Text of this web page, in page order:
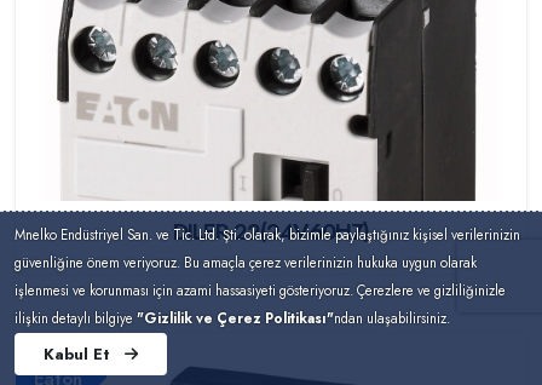
DILER-22(24V60HZ)
Eaton
Mnelko Endüstriyel San. ve Tic. Ltd. Şti. olarak, bizimle paylaştığınız kişisel verilerinizin
güvenliğine önem veriyoruz. Bu amaçla çerez verilerinizin hukuka uygun olarak
işlenmesi ve korunması için azami hassasiyeti gösteriyoruz. Çerezlere ve gizliliğinizle
ilişkin detaylı bilgiye "Gizlilik ve Çerez Politikası"ndan ulaşabilirsiniz.
Kabul Et